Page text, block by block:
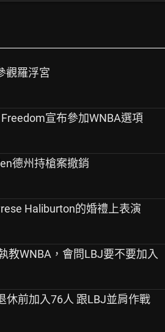
觀羅浮宮
宣布參加WNBA選項
德州持槍案撤銷
Haliburton的婚禮上表演
教WNBA，會問LBJ要不要加入
休前加入76人 跟LBJ並肩作戰